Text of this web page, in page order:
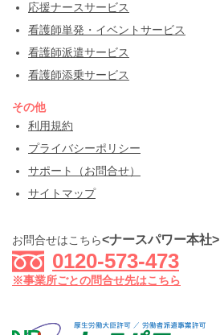
応援ナースサービス
看護師単発・イベントサービス
看護師派遣サービス
看護師添乗サービス
その他
利用規約
プライバシーポリシー
サポート（お問合せ）
サイトマップ
お問合せはこちら<ナースパワー本社>
0120-573-473
※事業所ごとの問合せ先はこちら